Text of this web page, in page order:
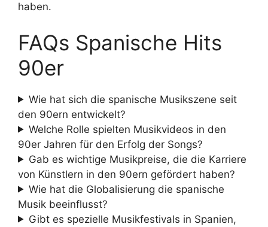
haben.
FAQs Spanische Hits
90er
Wie hat sich die spanische Musikszene seit
den 90ern entwickelt?
Welche Rolle spielten Musikvideos in den
90er Jahren für den Erfolg der Songs?
Gab es wichtige Musikpreise, die die Karriere
von Künstlern in den 90ern gefördert haben?
Wie hat die Globalisierung die spanische
Musik beeinflusst?
Gibt es spezielle Musikfestivals in Spanien,